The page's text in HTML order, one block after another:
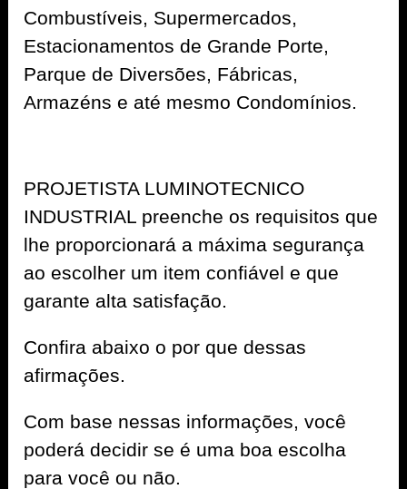
Combustíveis, Supermercados,
Estacionamentos de Grande Porte,
Parque de Diversões, Fábricas,
Armazéns e até mesmo Condomínios.
PROJETISTA LUMINOTECNICO
INDUSTRIAL preenche os requisitos que
lhe proporcionará a máxima segurança
ao escolher um item confiável e que
garante alta satisfação.
Confira abaixo o por que dessas
afirmações.
Com base nessas informações, você
poderá decidir se é uma boa escolha
para você ou não.